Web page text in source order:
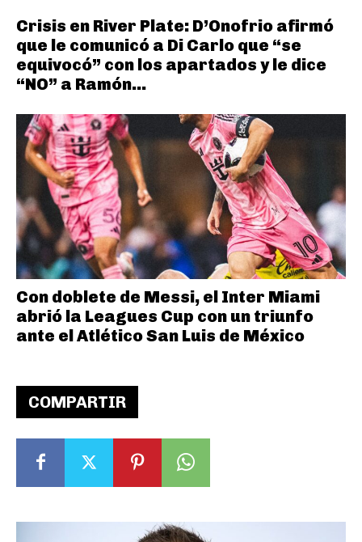
COMPARTIR
Crisis en River Plate: D’Onofrio afirmó
que le comunicó a Di Carlo que “se
equivocó” con los apartados y le dice
“NO” a Ramón...
Con doblete de Messi, el Inter Miami
abrió la Leagues Cup con un triunfo
ante el Atlético San Luis de México